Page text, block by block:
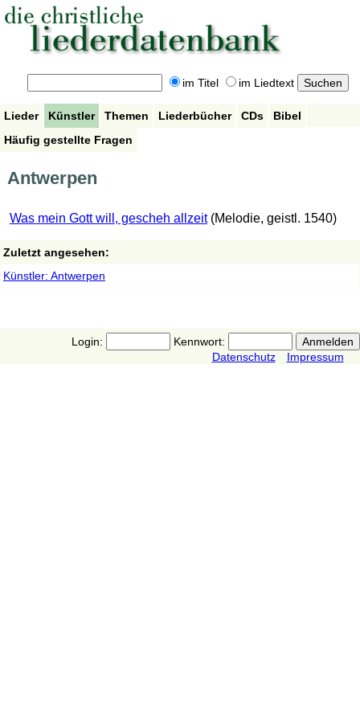
im Titel im Liedtext
Lieder Künstler Themen Liederbücher CDs
Bibel
Häufig gestellte Fragen
Antwerpen
Was mein Gott will, gescheh allzeit (Melodie, geistl. 1540)
Zuletzt angesehen:
Künstler: Antwerpen
Login:
Kennwort:
Datenschutz
Impressum